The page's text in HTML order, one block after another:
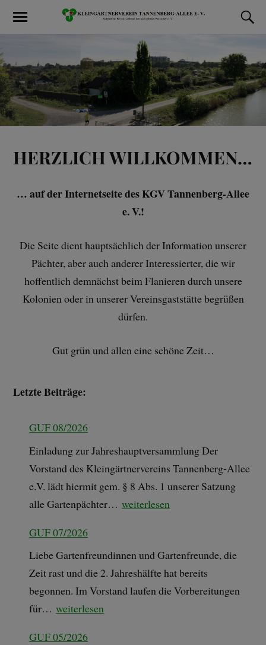
HERZLICH WILLKOMMEN…
… auf der Internetseite des KGV Tannenberg-Allee
e. V.!
Die Seite dient hauptsächlich der Information unserer
Pächter, aber auch anderer Interessierter, die wir
hoffentlich demnächst beim Flanieren durch unsere
Kolonien oder in unserer Vereinsgaststätte begrüßen
dürfen.
Gut grün und allen eine schöne Zeit…
Letzte Beiträge:
GUF 08/2026
Einladung zur Jahreshauptversammlung Der
Vorstand des Kleingärtnervereins Tannenberg-Allee
e.V. lädt hiermit gem. § 8 Abs. 1 unserer Satzung
alle Gartenpächter…weiterlesen
GUF 07/2026
Liebe Gartenfreundinnen und Gartenfreunde, die
Zeit rast und die 2. Jahreshälfte hat bereits
begonnen. Im Vorstand laufen die Vorbereitungen
für…weiterlesen
GUF 05/2026